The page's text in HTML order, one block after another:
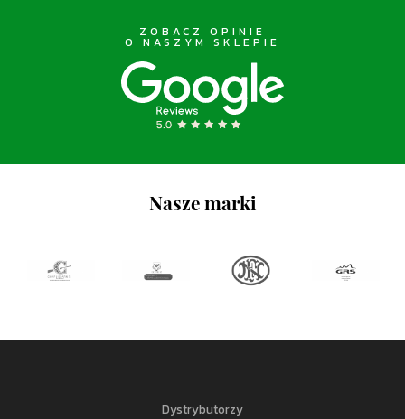
ZOBACZ OPINIE
O NASZYM SKLEPIE
Nasze marki
Dystrybutorzy